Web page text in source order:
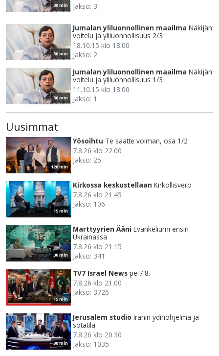
30 min
Jakso: 3
30 min
Jumalan yliluonnollinen maailma Näkijän
voitelu ja yliluonnollisuus 2/3
18.10.15 klo 18.00
Jakso: 2
30 min
Jumalan yliluonnollinen maailma Näkijän
voitelu ja yliluonnollisuus 1/3
11.10.15 klo 18.00
Jakso: 1
Uusimmat
120 min
Yösoihtu Te saatte voiman, osa 1/2
7.8.26 klo 22.00
Jakso: 25
15 min
Kirkossa keskustellaan Kirkollisvero
7.8.26 klo 21.45
Jakso: 106
30 min
Marttyyrien Ääni Evankeliumi ensin
Ukrainassa
7.8.26 klo 21.15
Jakso: 341
15 min
TV7 Israel News pe 7.8.
7.8.26 klo 21.00
Jakso: 3726
30 min
Jerusalem studio Iranin ydinohjelma ja
sotatila
7.8.26 klo 20.30
Jakso: 1035